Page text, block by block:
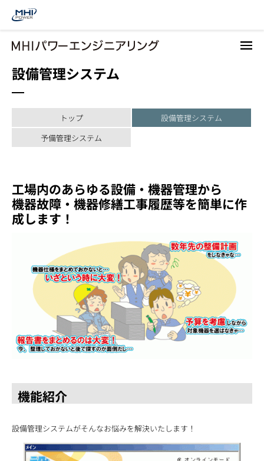
設備管理システム
トップ
設備管理システム
予備管理システム
工場内のあらゆる設備・機器管理から
機器故障・機器修繕工事履歴等を簡単に作
成します！
機能紹介
設備管理システムがそんなお悩みを解決いたします！